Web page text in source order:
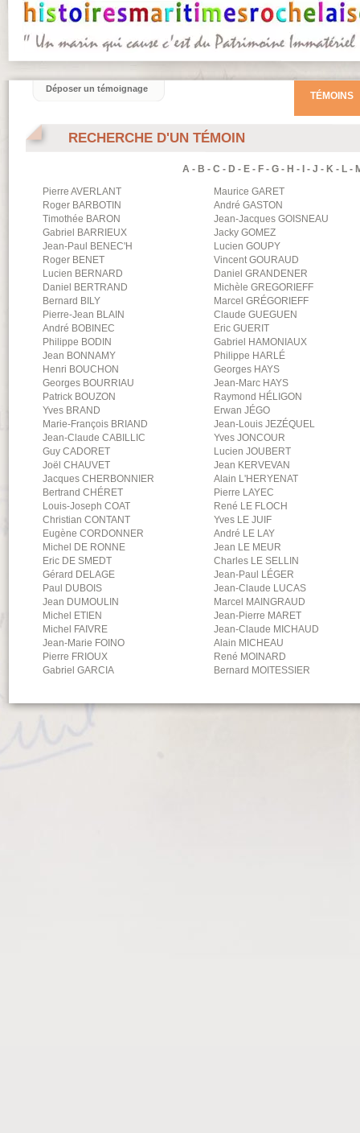
RECHERCHE D'UN TÉMOIN
A - B - C - D - E - F - G - H - - J - K - L -
Pierre AVERLANT Maurice GARET
Roger BARBOTIN André GASTON
Timothée BARON Jean-Jacques GOISNEAU
Gabriel
BARRIEUX Jacky GOMEZ
Jean-Paul
BENEC'H Lucien GOUPY
Roger BENET VincentGOURAUD
Lucien BERNARD Daniel GRANDENER
Daniel
BERTRAND Michèle GREGORIEFF
Bernard BILY Marcel GRÉGORIEFF
Pierre-Jean BLAIN Claude GUEGUEN
André BOBINEC Eric GUERIT
Philippe BODIN Gabriel
HAMONIAUX
Jean BONNAMY Philippe HARLÉ
Henri BOUCHON Georges HAYS
Georges BOURRIAU Jean-Marc HAYS
Patrick BOUZON Raymond HÉLIGON
Yves BRAND Erwan JÉGO
Marie-François BRIAND Jean-Louis JEZÉQUEL
Jean-Claude CABILLIC Yves JONCOUR
Guy CADORET Lucien JOUBERT
Joël CHAUVET Jean KERVEVAN
Jacques CHERBONNIER Alain L'HERYENAT
Bertrand CHÉRET Pierre LAYEC
Louis-Joseph COAT René LE FLOCH
Christian CONTANT Yves LE JUIF
Eugène CORDONNER André LE LAY
Michel
DE RONNE Jean LE MEUR
Eric DE SMEDT Charles LE SELLIN
Gérard DELAGE Jean-Paul
LÉGER
Paul
DUBOIS Jean-Claude LUCAS
Jean DUMOULIN Marcel
MAINGRAUD
Michel
ETIEN Jean-Pierre MARET
Michel
FAIVRE Jean-Claude MICHAUD
Jean-Marie FOINO Alain MICHEAU
Pierre FRIOUX René MOINARD
Gabriel GARCIA Bernard MOITESSIER
TÉMOINS
Déposer un témoignage